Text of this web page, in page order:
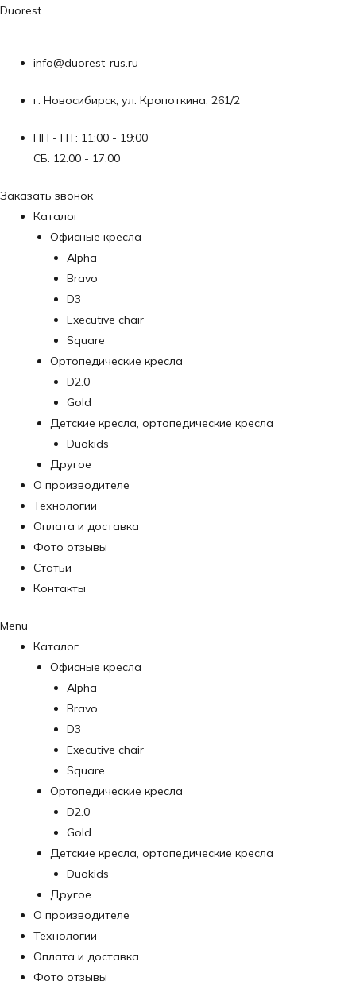
Перейти
Duorest
info@duorest-rus.ru
г. Новосибирск, ул. Кропоткина, 261/2
ПН - ПТ: 11:00 - 19:00
СБ: 12:00 - 17:00
Заказать звонок
Каталог
Офисные кресла
Alpha
Bravo
D3
Executive chair
Square
Ортопедические кресла
D2.0
Gold
Детские кресла, ортопедические кресла
Duokids
Другое
О производителе
Технологии
Оплата и доставка
Фото отзывы
Статьи
Контакты
Menu
Каталог
Офисные кресла
Alpha
Bravo
D3
Executive chair
Square
Ортопедические кресла
D2.0
Gold
Детские кресла, ортопедические кресла
Duokids
Другое
О производителе
Технологии
Оплата и доставка
Фото отзывы